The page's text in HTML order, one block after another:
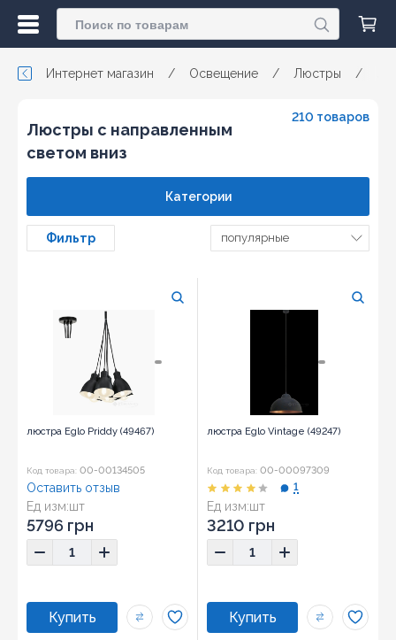
Интернет магазин / Освещение / Люстры /
Люстры с направленным
светом вниз
210 товаров
Фильтр
Категории
популярные
люстра Eglo Priddy (49467)
Код товара: 00-00134505
Ед изм:шт
Оставить отзыв
5796 грн
люстра Eglo Vintage (49247)
Код товара: 00-00097309
Ед изм:шт
1
3210 грн